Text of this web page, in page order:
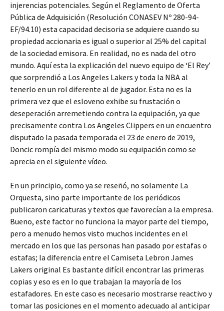
injerencias potenciales. Según el Reglamento de Oferta
Pública de Adquisición (Resolución CONASEV Nº 280-94-
EF/94.10) esta capacidad decisoria se adquiere cuando su
propiedad accionaria es igual o superior al 25% del capital
de la sociedad emisora. En realidad, no es nada del otro
mundo. Aquí esta la explicación del nuevo equipo de ‘El Rey’
que sorprendió a Los Angeles Lakers y toda la NBA al
tenerlo en un rol diferente al de jugador. Esta no es la
primera vez que el esloveno exhibe su frustación o
deseperación arremetiendo contra la equipación, ya que
precisamente contra Los Angeles Clippers en un encuentro
disputado la pasada temporada el 23 de enero de 2019,
Doncic rompía del mismo modo su equipación como se
aprecia en el siguiente vídeo.
En un principio, como ya se reseñó, no solamente La
Orquesta, sino parte importante de los periódicos
publicaron caricaturas y textos que favorecían a la empresa.
Bueno, este factor no funciona la mayor parte del tiempo,
pero a menudo hemos visto muchos incidentes en el
mercado en los que las personas han pasado por estafas o
estafas; la diferencia entre el Camiseta Lebron James
Lakers original Es bastante difícil encontrar las primeras
copias y eso es en lo que trabajan la mayoría de los
estafadores. En este caso es necesario mostrarse reactivo y
tomar las posiciones en el momento adecuado al anticipar